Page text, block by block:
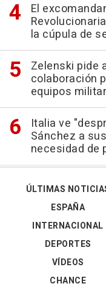
El
la cúpula de
Zelenski pide
colaboración
equipos
Italia ve
Sánchez a
necesidad de
ÚLTIMAS
ESPAÑA
INTERNACIONAL
DEPORTES
VÍDEOS
CHANCE